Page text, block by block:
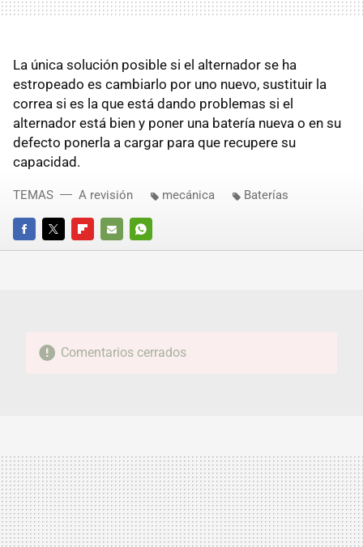
La única solución posible si el alternador se ha
estropeado es cambiarlo por uno nuevo, sustituir la
correa si es la que está dando problemas si el
alternador está bien y poner una batería nueva o en su
defecto ponerla a cargar para que recupere su
capacidad.
FACEBOOKTWITTERFLIPBOARD
E-
WHATSAPP
TEMAS A revisión mecánica Baterías
Comentarios cerrados